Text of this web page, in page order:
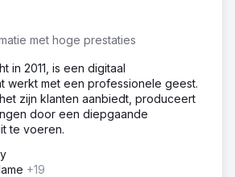
met hoge prestaties
in 2011, is een digitaal
werkt met een professionele geest.
zijn klanten aanbiedt, produceert
door een diepgaande
te voeren.
+19